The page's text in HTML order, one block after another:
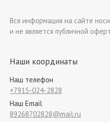
Вся информация на сайте
и не является публичной
Наши координаты
Наш телефон
+7915-024-2828
Наш Email
89268702828@mail.ru